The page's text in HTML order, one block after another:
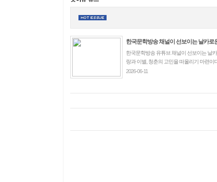
한국문학방송 채널이 선보이는 날카로
한국문학방송 유튜브 채널이 선보이는 날
랑과 이별, 청춘의 고민을 떠올리기 마련이
2026-06-11